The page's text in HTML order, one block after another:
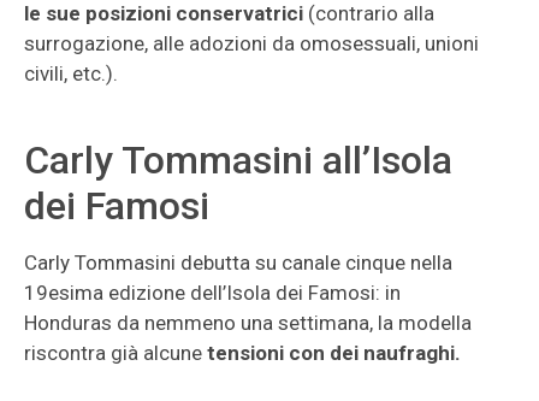
le sue posizioni conservatrici (contrario alla
surrogazione, alle adozioni da omosessuali, unioni
civili, etc.).
Carly Tommasini all’Isola
dei Famosi
Carly Tommasini debutta su canale cinque nella
19esima edizione dell’Isola dei Famosi: in
Honduras da nemmeno una settimana, la modella
riscontra già alcune tensioni con dei naufraghi.